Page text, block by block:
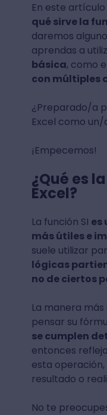
En este artículo
qué sirve la
daremos
aprendas a
básica, como
con múltiples
¿Preparado/a
Excel como
¡Empecemos!
¿Qué es
Excel?
La función SI es
más útiles e
suele utilizar
lógicas
no de ciertos
La manera
pensar su
se cumplen
entonces
esta operación,
resultado o
No te